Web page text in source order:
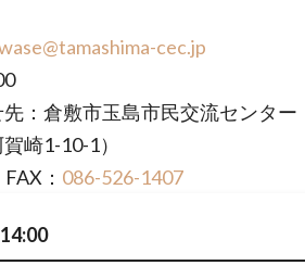
cec.jp
：倉敷市玉島市民交流センター
崎1-10-1）
： 086-526-1407